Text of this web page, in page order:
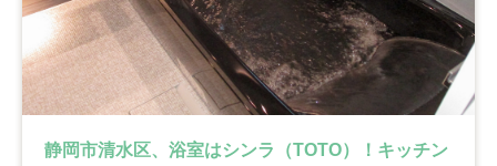
静岡市清水区、浴室はシンラ（TOTO）！キッチン